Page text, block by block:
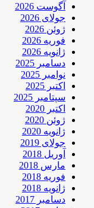
آگوست 2026
جولای 2026
ژوئن 2026
فوریه 2026
ژانویه 2026
دسامبر 2025
نوامبر 2025
اکتبر 2025
سپتامبر 2025
اکتبر 2020
ژوئن 2020
ژانویه 2020
جولای 2019
آوریل 2018
مارس 2018
فوریه 2018
ژانویه 2018
دسامبر 2017